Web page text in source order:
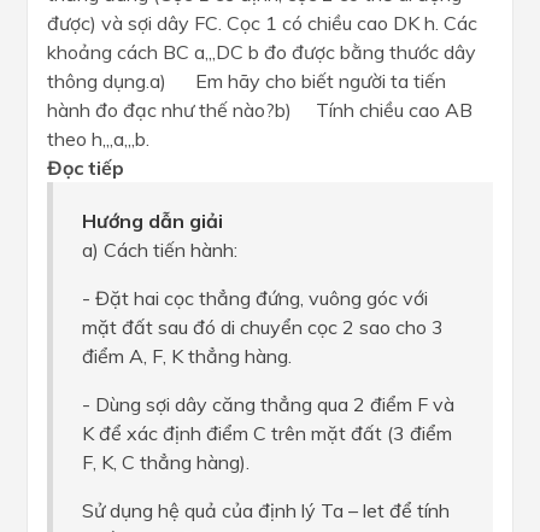
được) và sợi dây FC. Cọc 1 có chiều cao DK h. Các
khoảng cách BC a,,,DC b đo được bằng thước dây
thông dụng.a) Em hãy cho biết người ta tiến
hành đo đạc như thế nào?b) Tính chiều cao AB
theo h,,,a,,,b.
Đọc tiếp
Hướng dẫn giải
a) Cách tiến hành:
- Đặt hai cọc thẳng đứng, vuông góc với
mặt đất sau đó di chuyển cọc 2 sao cho 3
điểm A, F, K thẳng hàng.
- Dùng sợi dây căng thẳng qua 2 điểm F và
K để xác định điểm C trên mặt đất (3 điểm
F, K, C thẳng hàng).
Sử dụng hệ quả của định lý Ta – let để tính